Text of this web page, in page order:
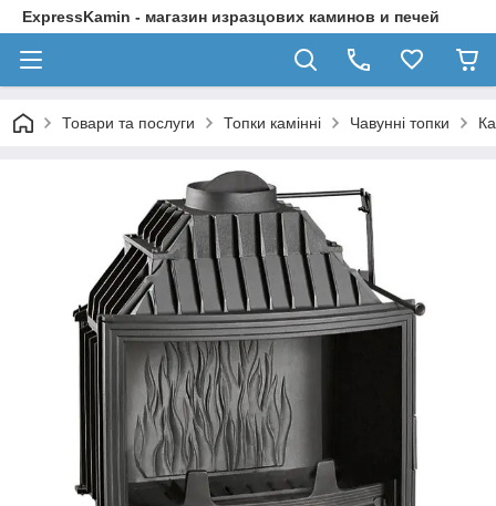
ExpressKamin - магазин изразцових каминов и печей
Товари та послуги Топки камінні Чавунні топки